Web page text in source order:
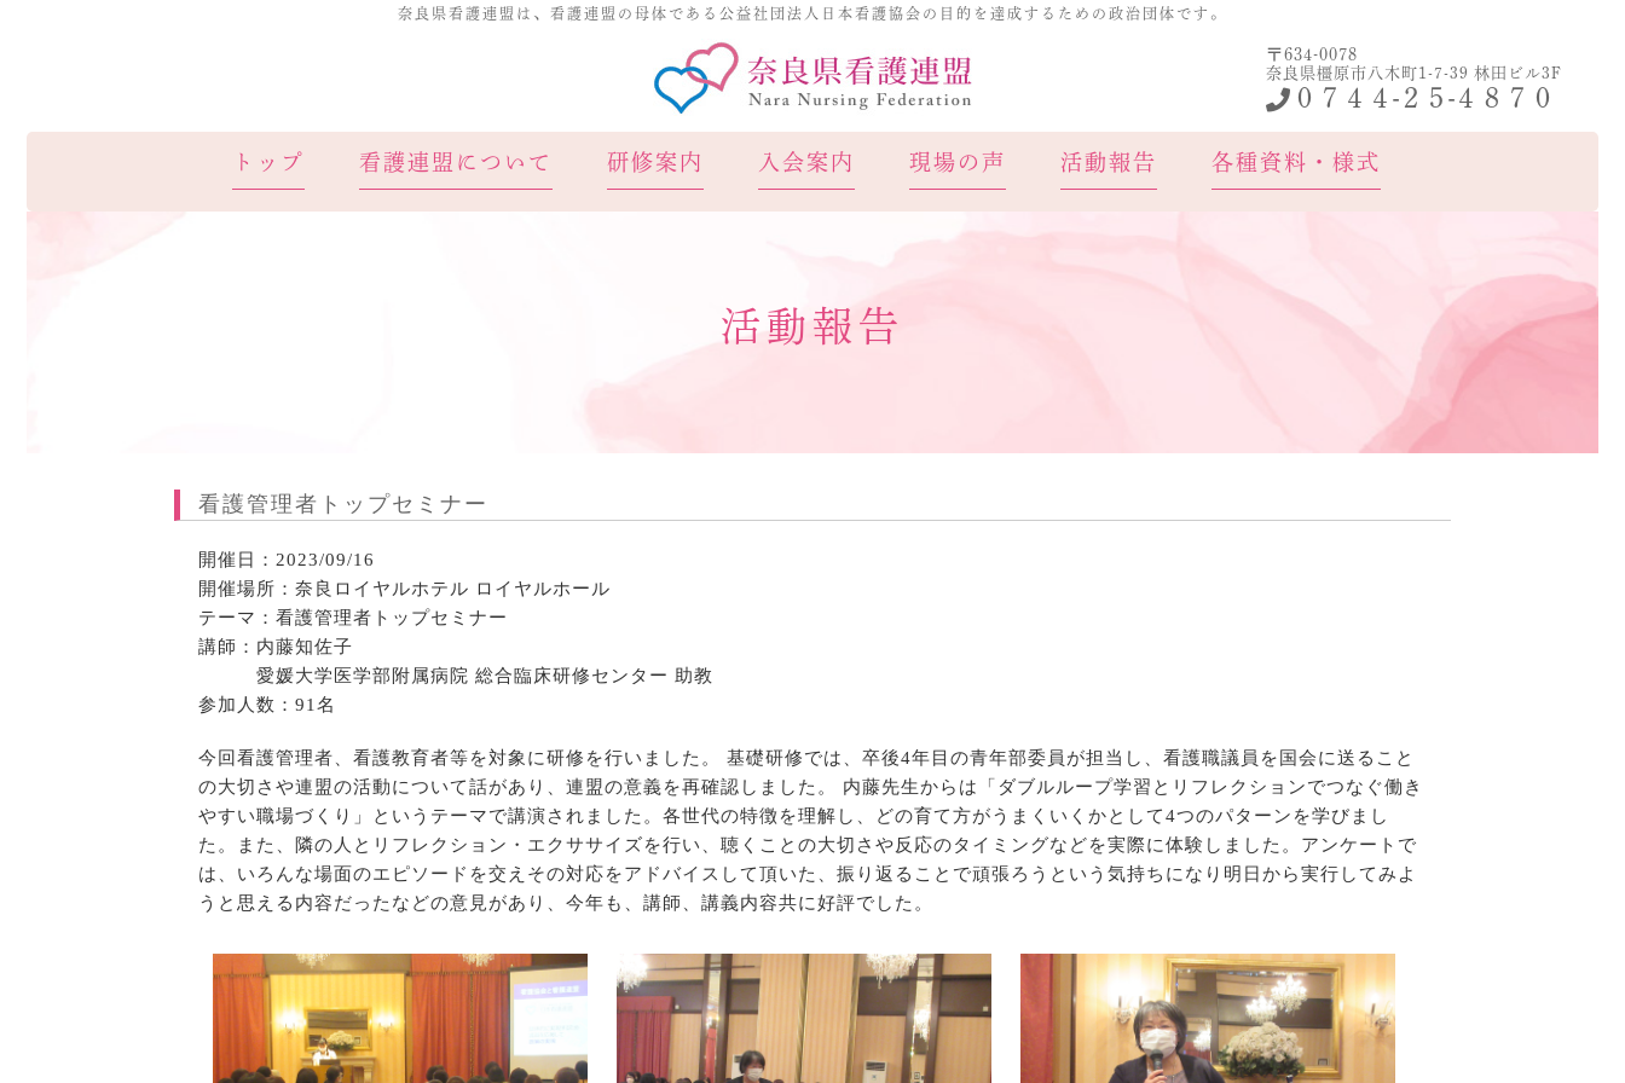
奈良県看護連盟は、看護連盟の母体である公益社団法人日本看護協会の目的を達成するための政治団体です。
〒634-0078
奈良県橿原市八木町1-7-39 林田ビル3F
０７４４-２５-４８７０
トップ 看護連盟について 研修案内 入会案内 現場の声 活動報告 各種資料・様式
活動報告
看護管理者トップセミナー
開催日：2023/09/16
開催場所：奈良ロイヤルホテル ロイヤルホール
テーマ：看護管理者トップセミナー
講師：内藤知佐子
愛媛大学医学部附属病院 総合臨床研修センター 助教
参加人数：91名
今回看護管理者、看護教育者等を対象に研修を行いました。 基礎研修では、卒後4年目の青年部委員が担当し、看護職議員を国会に送ること
の大切さや連盟の活動について話があり、連盟の意義を再確認しました。 内藤先生からは「ダブルループ学習とリフレクションでつなぐ働き
やすい職場づくり」というテーマで講演されました。各世代の特徴を理解し、どの育て方がうまくいくかとして4つのパターンを学びまし
た。また、隣の人とリフレクション・エクササイズを行い、聴くことの大切さや反応のタイミングなどを実際に体験しました。アンケートで
は、いろんな場面のエピソードを交えその対応をアドバイスして頂いた、振り返ることで頑張ろうという気持ちになり明日から実行してみよ
うと思える内容だったなどの意見があり、今年も、講師、講義内容共に好評でした。